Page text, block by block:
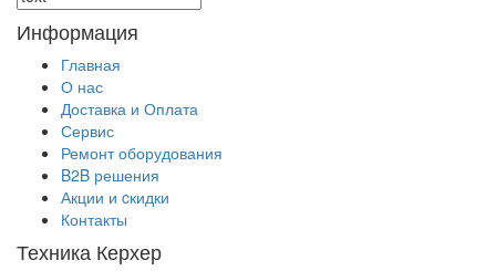
Информация
Главная
О нас
Доставка и Оплата
Сервис
Ремонт оборудования
B2B решения
Акции и cкидки
Контакты
Техника Керхер